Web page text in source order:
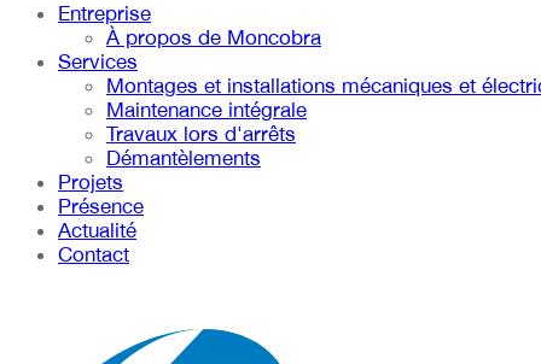
Entreprise
À propos de Moncobra
Services
Montages et installations mécaniques et
Maintenance intégrale
Travaux lors d'arrêts
Démantèlements
Projets
Présence
Actualité
Contact